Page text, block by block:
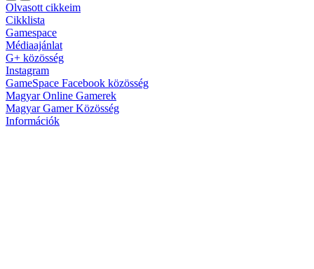
Olvasott cikkeim
Cikklista
Gamespace
Médiaajánlat
G+ közösség
Instagram
GameSpace Facebook közösség
Magyar Online Gamerek
Magyar Gamer Közösség
Információk